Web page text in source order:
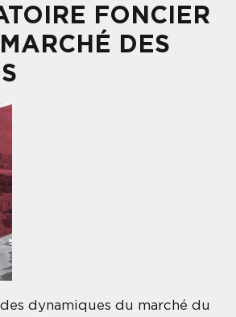
FONCIER
DES
dynamiques du marché du